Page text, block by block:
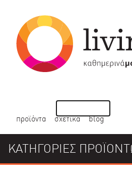
προϊόντα σχετικά blog
ΚΑΤΗΓΟΡΙΕΣ